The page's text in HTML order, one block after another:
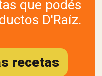
que podés
D'Raíz.
recetas